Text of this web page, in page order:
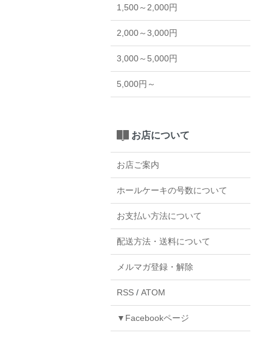
1,500～2,000円
2,000～3,000円
3,000～5,000円
5,000円～
お店について
お店ご案内
ホールケーキの号数について
お支払い方法について
配送方法・送料について
メルマガ登録・解除
RSS / ATOM
▼Facebookページ